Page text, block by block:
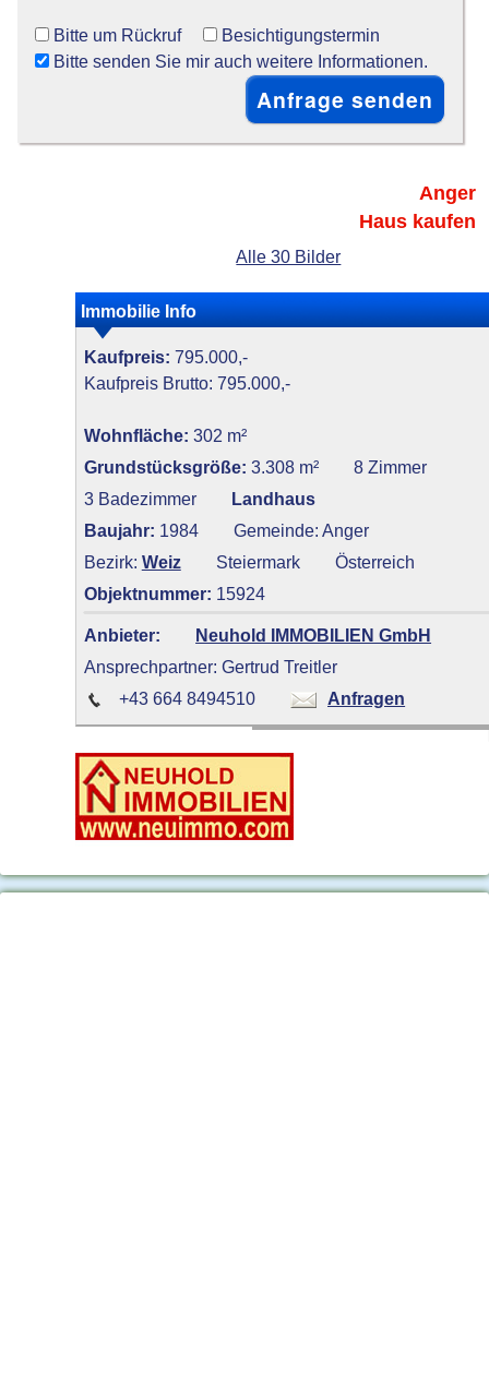
Bitte um Rückruf
Besichtigungstermin
Bitte senden Sie mir auch weitere Informationen.
Anger
Haus kaufen
Alle 30 Bilder
Immobilie Info
Kaufpreis: 795.000,-
Kaufpreis Brutto: 795.000,-
Wohnfläche: 302 m²
Grundstücksgröße: 3.308 m²
8 Zimmer
3 Badezimmer
Landhaus
Baujahr: 1984
Gemeinde: Anger
Bezirk: Weiz Steiermark
Österreich
Objektnummer: 15924
Anbieter:
Neuhold IMMOBILIEN GmbH
Ansprechpartner: Gertrud Treitler
+43 664 8494510
Anfragen